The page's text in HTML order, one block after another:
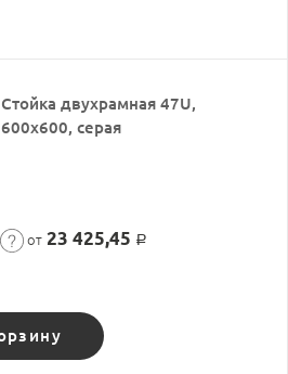
Стойка двухрамная 47U,
600x600, серая
от 23 425,45 Р